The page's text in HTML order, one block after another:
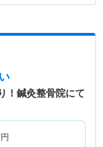
！鍼灸整骨院にて